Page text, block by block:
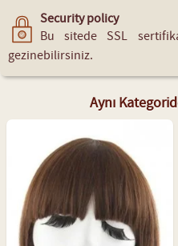
Security policy
Bu sitede SSL
gezinebilirsiniz.
Aynı